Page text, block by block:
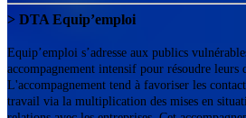
> DTA Equip’emploi
Equip’emploi s’adresse aux publics
accompagnement intensif pour résoudre leurs
L'accompagnement tend à favoriser les
travail via la multiplication des mises en